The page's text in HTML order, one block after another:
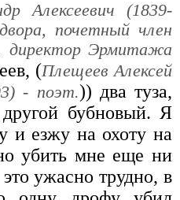
Алексеевич (1839-
почетный член
директор Эрмитажа
(Плещеев Алексей
- поэт.)) два туза,
бубновый. Я
и езжу на охоту на
убить мне еще ни
ужасно трудно, в